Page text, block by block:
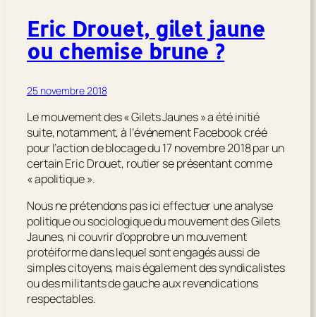
Eric Drouet, gilet jaune
ou chemise brune ?
25 novembre 2018
Le mouvement des « Gilets Jaunes » a été initié
suite, notamment, à l’événement Facebook créé
pour l’action de blocage du 17 novembre 2018 par un
certain Eric Drouet, routier se présentant comme
« apolitique ».
Nous ne prétendons pas ici effectuer une analyse
politique ou sociologique du mouvement des Gilets
Jaunes, ni couvrir d’opprobre un mouvement
protéiforme dans lequel sont engagés aussi de
simples citoyens, mais également des syndicalistes
ou des militants de gauche aux revendications
respectables.